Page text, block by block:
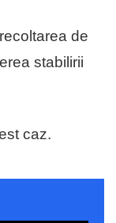
de
stabilirii
caz.